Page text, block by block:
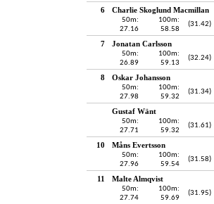
6 Charlie Skoglund Macmillan
50m:
27.16
100m:
58.58
(31.42)
7 Jonatan Carlsson
50m:
26.89
100m:
59.13
(32.24)
8 Oskar Johansson
50m:
27.98
100m:
59.32
(31.34)
Gustaf Wänt
50m:
27.71
100m:
59.32
(31.61)
10 Måns Evertsson
50m:
27.96
100m:
59.54
(31.58)
11 Malte Almqvist
50m:
27.74
100m:
59.69
(31.95)